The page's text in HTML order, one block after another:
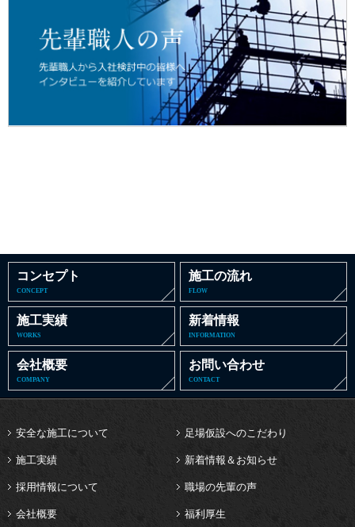
コンセプト
CONCEPT
施工の流れ
FLOW
施工実績
WORKS
新着情報
INFORMATION
会社概要
COMPANY
お問い合わせ
CONTACT
安全な施工について 足場仮設へのこだわり
施工実績 新着情報＆お知らせ
採用情報について 職場の先輩の声
会社概要 福利厚生